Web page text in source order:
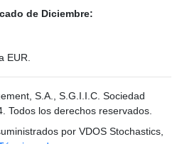
de Diciembre:
EUR.
S.A., S.G.I.I.C. Sociedad
Todos los derechos reservados.
por VDOS Stochastics,